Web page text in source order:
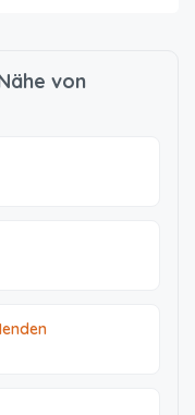
von